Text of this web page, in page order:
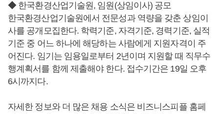
◆ 한국환경산업기술원, 임원(상임이사) 공모
한국환경산업기술원에서 전문성과 역량을 갖춘 상임이
사를 공개모집한다. 학력기준, 자격기준, 경력기준, 실적
기준 중 어느 하나에 해당하는 사람에게 지원자격이 주
어진다. 임기는 임용일로부터 2년이며 지원할 때 직무수
행계획서를 함께 제출해야 한다. 접수기간은 19일 오후
6시까지다.
자세한 정보와 더 많은 채용 소식은 비즈니스피플 홈페